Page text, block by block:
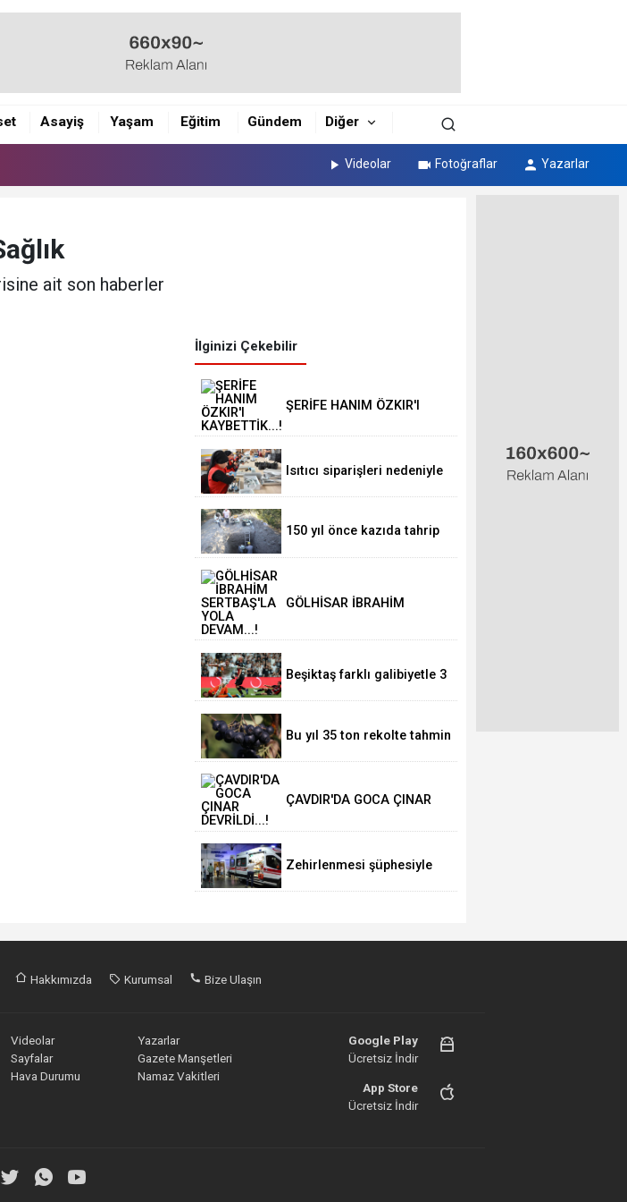
Asayiş Yaşam Eğitim Gündem Diğer
Videolar Fotoğraflar Yazarlar
ait son haberler
İlginizi Çekebilir
ŞERİFE HANIM ÖZKIR'I
Isıtıcı siparişleri nedeniyle
150 yıl önce kazıda tahrip
GÖLHİSAR İBRAHİM
Beşiktaş farklı galibiyetle 3
Bu yıl 35 ton rekolte tahmin
ÇAVDIR'DA GOCA ÇINAR
Zehirlenmesi şüphesiyle
Hakkımızda Kurumsal Bize Ulaşın
Videolar
Yazarlar
Sayfalar
Gazete Manşetleri
Hava Durumu Namaz Vakitleri
Google Play
Ücretsiz İndir
App Store
Ücretsiz İndir